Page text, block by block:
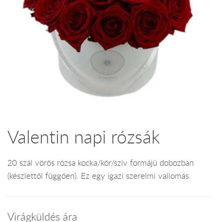
Valentin napi rózsák
20 szál vörös rózsa kocka/kör/szív formájú dobozban
(készlettől függően). Ez egy igazi szerelmi vallomás.
Virágküldés ára